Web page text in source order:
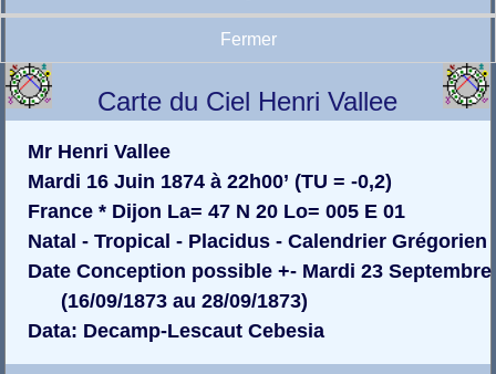
Fermer
Carte du Ciel Henri Vallee
Mr Henri Vallee
Mardi 16 Juin 1874 à 22h00’ (TU = -0,2)
France * Dijon La= 47 N 20 Lo= 005 E 01
Natal - Tropical - Placidus - Calendrier Grégorien
Date Conception possible +- Mardi 23 Septembre
(16/09/1873 au 28/09/1873)
Data: Decamp-Lescaut Cebesia